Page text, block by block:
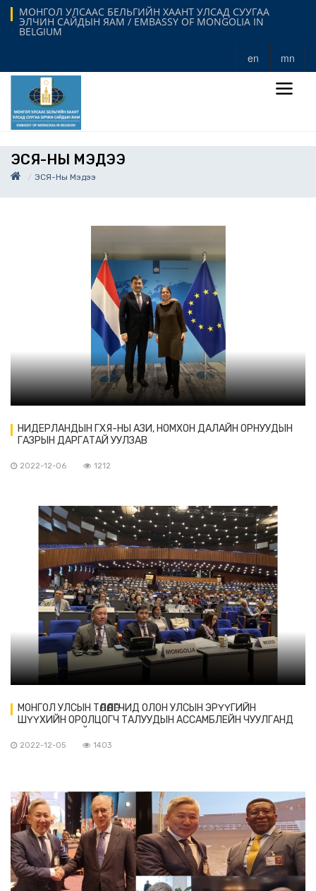
МОНГОЛ УЛСААС БЕЛЬГИЙН ХААНТ УЛСАД СУУГАА
ЭЛЧИН САЙДЫН ЯАМ / EMBASSY OF MONGOLIA IN
BELGIUM
en mn
ЭСЯ-НЫ МЭДЭЭ
ЭСЯ-Ны Мэдээ
НИДЕРЛАНДЫН ГХЯ-НЫ АЗИ, НОМХОН ДАЛАЙН ОРНУУДЫН
ГАЗРЫН ДАРГАТАЙ УУЛЗАВ
2022-12-06 1212
МОНГОЛ УЛСЫН ТӨЛӨӨЛӨГЧИД ОЛОН УЛСЫН ЭРҮҮГИЙН
ШҮҮХИЙН ОРОЛЦОГЧ ТАЛУУДЫН АССАМБЛЕЙН ЧУУЛГАНД
2022-12-05 1403